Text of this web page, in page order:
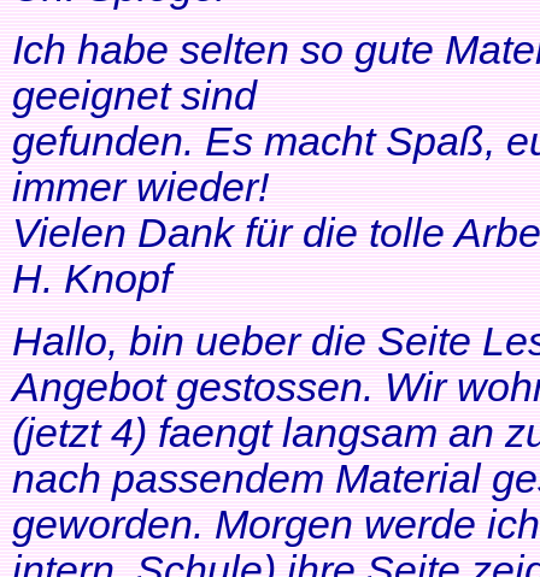
Ich habe selten so gute
geeignet sind
gefunden. Es macht Spaß,
immer wieder!
Vielen Dank für die tolle
H. Knopf
Hallo, bin ueber die Seite
Angebot gestossen. Wir
(jetzt 4) faengt langsam an
nach passendem Material
geworden. Morgen werde